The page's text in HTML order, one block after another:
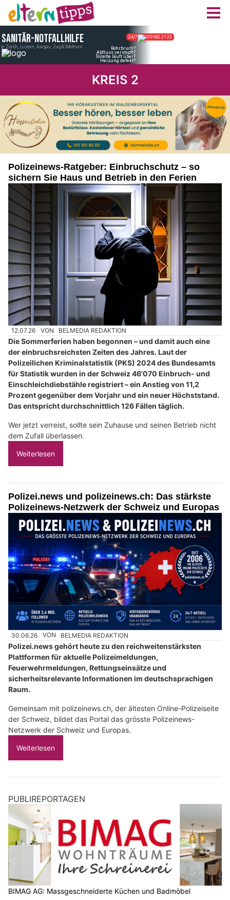
KREIS 2
Polizeinews-Ratgeber: Einbruchschutz – so
sichern Sie Haus und Betrieb in den Ferien
12.07.26 VON BELMEDIA REDAKTION
Die Sommerferien haben begonnen – und damit auch eine
der einbruchsreichsten Zeiten des Jahres. Laut der
Polizeilichen Kriminalstatistik (PKS) 2024 des Bundesamts
für Statistik wurden in der Schweiz 46'070 Einbruch- und
Einschleichdiebstähle registriert – ein Anstieg von 11,2
Prozent gegenüber dem Vorjahr und ein neuer Höchststand.
Das entspricht durchschnittlich 126 Fällen täglich.
Wer jetzt verreist, sollte sein Zuhause und seinen Betrieb nicht
dem Zufall überlassen.
Weiterlesen
Polizei.news und polizeinews.ch: Das stärkste
Polizeinews-Netzwerk der Schweiz und Europas
30.06.26 VON BELMEDIA REDAKTION
Polizei.news gehört heute zu den reichweitenstärksten
Plattformen für aktuelle Polizeimeldungen,
Feuerwehrmeldungen, Rettungseinsätze und
sicherheitsrelevante Informationen im deutschsprachigen
Raum.
Gemeinsam mit polizeinews.ch, der ältesten Online-Polizeiseite
der Schweiz, bildet das Portal das grösste Polizeinews-
Netzwerk der Schweiz und Europas.
Weiterlesen
PUBLIREPORTAGEN
BIMAG AG: Massgeschneiderte Küchen und Badmöbel